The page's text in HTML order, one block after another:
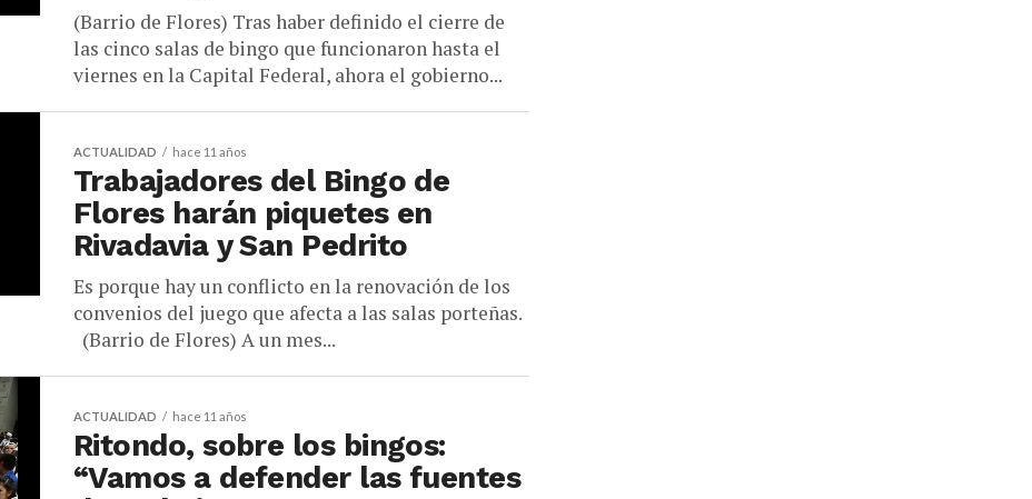
(Barrio de Flores) Tras haber definido el cierre de
las cinco salas de bingo que funcionaron hasta el
viernes en la Capital Federal, ahora el gobierno...
ACTUALIDAD hace 11 años
Trabajadores del Bingo de
Flores harán piquetes en
Rivadavia y San Pedrito
Es porque hay un conflicto en la renovación de los
convenios del juego que afecta a las salas porteñas.
(Barrio de Flores) A un mes...
ACTUALIDAD hace 11 años
Ritondo, sobre los bingos:
“Vamos a defender las fuentes